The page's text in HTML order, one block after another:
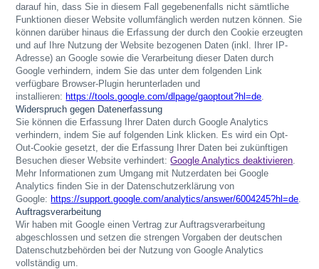
darauf hin, dass Sie in diesem Fall gegebenenfalls nicht sämtliche
Funktionen dieser Website vollumfänglich werden nutzen können. Sie
können darüber hinaus die Erfassung der durch den Cookie erzeugten
und auf Ihre Nutzung der Website bezogenen Daten (inkl. Ihrer IP-
Adresse) an Google sowie die Verarbeitung dieser Daten durch
Google verhindern, indem Sie das unter dem folgenden Link
verfügbare Browser-Plugin herunterladen und
installieren: https://tools.google.com/dlpage/gaoptout?hl=de.
Widerspruch gegen Datenerfassung
Sie können die Erfassung Ihrer Daten durch Google Analytics
verhindern, indem Sie auf folgenden Link klicken. Es wird ein Opt-
Out-Cookie gesetzt, der die Erfassung Ihrer Daten bei zukünftigen
Besuchen dieser Website verhindert:Google Analytics deaktivieren.
Mehr Informationen zum Umgang mit Nutzerdaten bei Google
Analytics finden Sie in der Datenschutzerklärung von
Google: https://support.google.com/analytics/answer/6004245?hl=de.
Auftragsverarbeitung
Wir haben mit Google einen Vertrag zur Auftragsverarbeitung
abgeschlossen und setzen die strengen Vorgaben der deutschen
Datenschutzbehörden bei der Nutzung von Google Analytics
vollständig um.